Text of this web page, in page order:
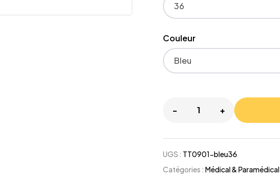
Couleur
- +
UGS : TT0901-bleu36
Catégories :Médical & Paramédical